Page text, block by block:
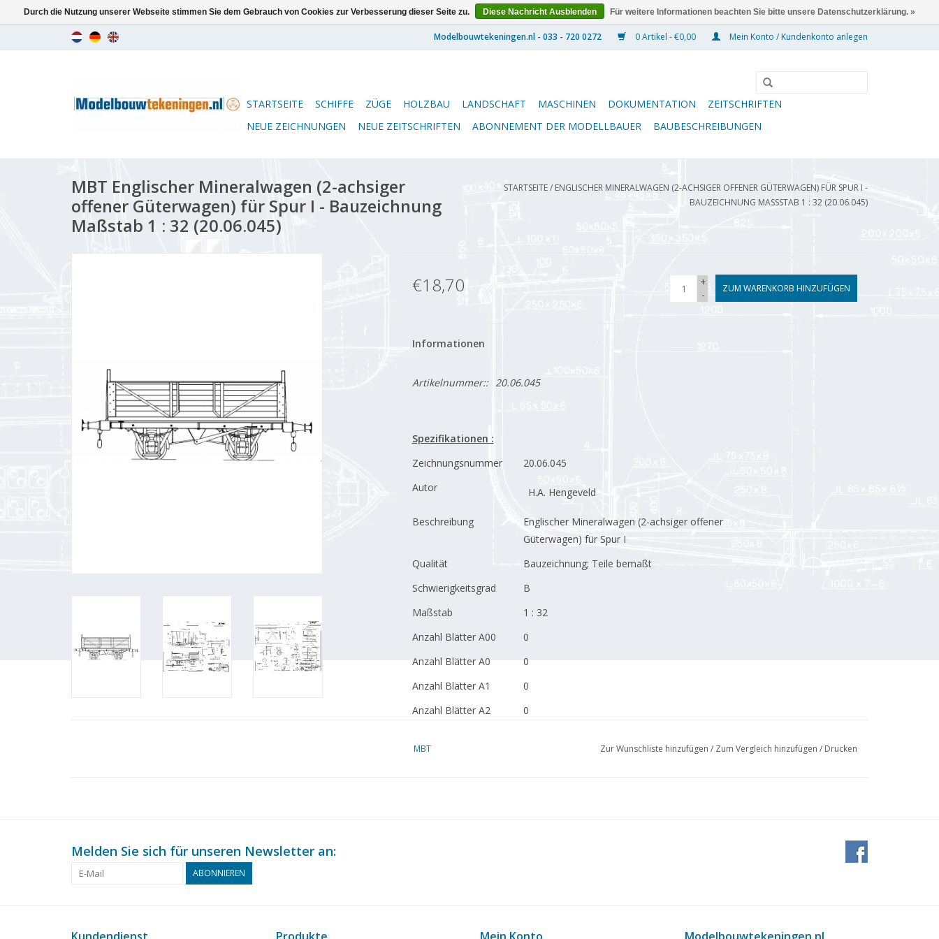
0 Artikel - €0,00 Mein Konto / Kundenkonto anlegen
STARTSEITE SCHIFFE ZÜGE HOLZBAU LANDSCHAFT MASCHINEN DOKUMENTATION
ZEITSCHRIFTEN
NEUE ZEICHNUNGEN
NEUE ZEITSCHRIFTEN ABONNEMENT DER MODELLBAUER BAUBESCHREIBUNGEN
MBT Englischer Mineralwagen (2-achsiger
offener Güterwagen) für Spur I - Bauzeichnung
Maßstab 1 : 32 (20.06.045)
STARTSEITE/ ENGLISCHER MINERALWAGEN (2-ACHSIGER OFFENER GÜTERWAGEN) FÜR SPUR I -
BAUZEICHNUNG MASSSTAB 1 : 32 (20.06.045)
€18,70
+
-
ZUM WARENKORB HINZUFÜGEN
Informationen
Artikelnummer:: 20.06.045
Spezifikationen :
Zeichnungsnummer
20.06.045
Autor
H.A. Hengeveld
Beschreibung
Englischer Mineralwagen (2-achsiger offener
Güterwagen) für Spur I
Qualität
Bauzeichnung; Teile bemaßt
Schwierigkeitsgrad
B
Maßstab
1 : 32
Anzahl Blätter A00
0
Anzahl Blätter A0
0
Anzahl Blätter A1
0
Anzahl Blätter A2
0
MBT Zur Wunschliste hinzufügen / Zum Vergleich hinzufügen / Drucken
Melden Sie sich für unseren Newsletter an:
ABONNIEREN
Durch die Nutzung unserer Webseite stimmen Sie dem Gebrauch von Cookies zur Verbesserung dieser Seite zu. Diese Nachricht Ausblenden Für weitere Informationen beachten Sie bitte unsere Datenschutzerklärung. »